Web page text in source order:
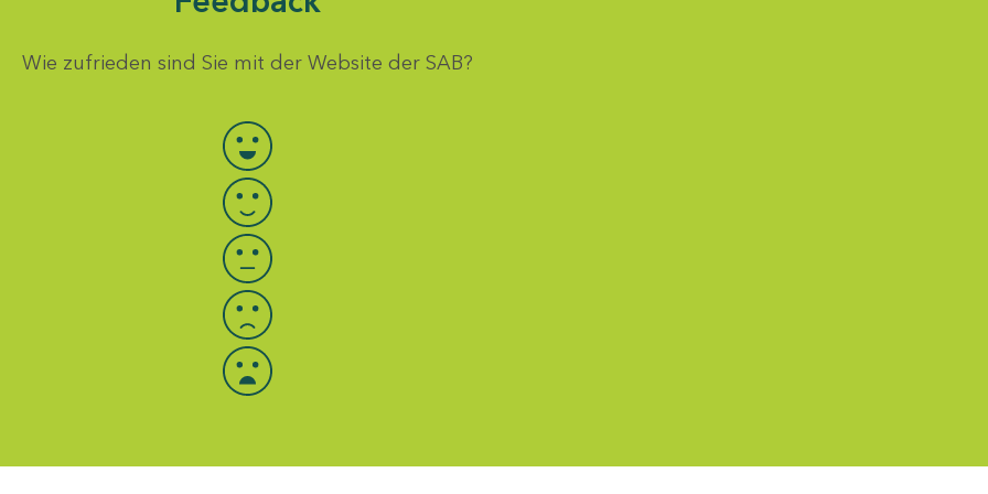
Wie zufrieden sind Sie mit der Website der SAB?
Bewertung auswählen